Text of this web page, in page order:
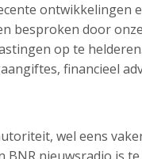
besproken door
op te
financieel
wel eens